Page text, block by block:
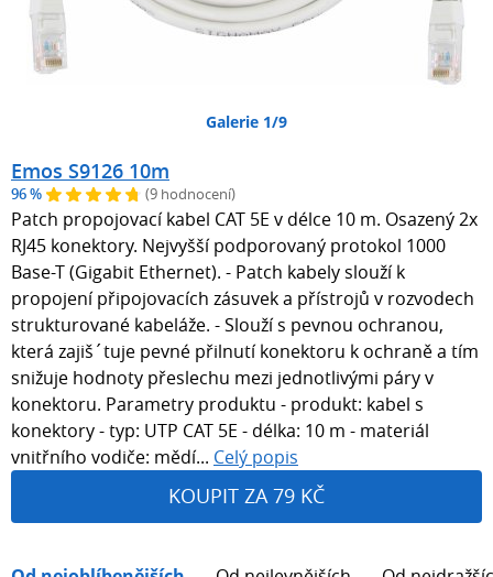
Galerie 1/9
Emos S9126 10m
96 % (9 hodnocení)
Patch propojovací kabel CAT 5E v délce 10 m. Osazený 2x
RJ45 konektory. Nejvyšší podporovaný protokol 1000
Base-T (Gigabit Ethernet). - Patch kabely slouží k
propojení připojovacích zásuvek a přístrojů v rozvodech
strukturované kabeláže. - Slouží s pevnou ochranou,
která zajiš´tuje pevné přilnutí konektoru k ochraně a tím
snižuje hodnoty přeslechu mezi jednotlivými páry v
konektoru. Parametry produktu - produkt: kabel s
konektory - typ: UTP CAT 5E - délka: 10 m - materiál
vnitřního vodiče: mědí... Celý popis
KOUPIT ZA 79 KČ